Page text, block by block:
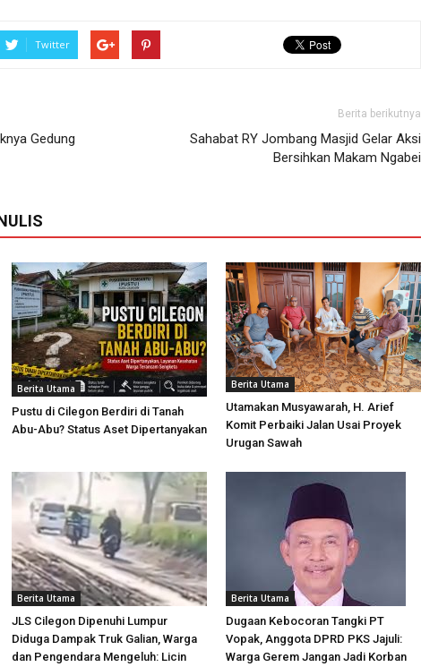
Twitter
Gedung
Berita berikutnya
Sahabat RY Jombang Masjid Gelar Aksi
Bersihkan Makam Ngabei
Berita Utama
Pustu di Cilegon Berdiri di Tanah
Abu-Abu? Status Aset Dipertanyakan
Berita Utama
Utamakan Musyawarah, H. Arief
Komit Perbaiki Jalan Usai Proyek
Urugan Sawah
Berita Utama
JLS Cilegon Dipenuhi Lumpur
Diduga Dampak Truk Galian, Warga
dan Pengendara Mengeluh: Licin
Berita Utama
Dugaan Kebocoran Tangki PT
Vopak, Anggota DPRD PKS Jajuli:
Warga Gerem Jangan Jadi Korban